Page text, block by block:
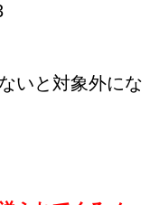
いと対象外にな